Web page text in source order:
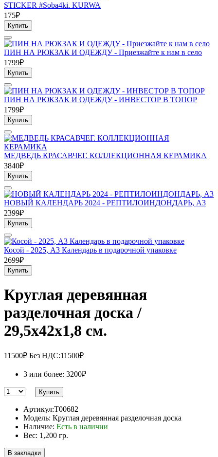
STICKER #Soba4ki. KURWA
175₽
Купить
ПИН НА РЮКЗАК И ОДЕЖДУ - Приезжайте к нам в село
1799₽
Купить
ПИН НА РЮКЗАК И ОДЕЖДУ - ИНВЕСТОР В ТОПОР
1799₽
Купить
МЕДВЕДЬ КРАСАВЧЕГ. КОЛЛЕКЦИОННАЯ КЕРАМИКА
3840₽
Купить
НОВЫЙ КАЛЕНДАРЬ 2024 - РЕПТИЛОИНДОНДАРЬ, А3
2399₽
Купить
Косой - 2025, А3 Календарь в подарочной упаковке
2699₽
Купить
Круглая деревянная
разделочная доска /
29,5х42х1,8 см.
11500₽ Без НДС:11500₽
3 или более: 3200₽
Купить
Артикул:T00682
Модель: Круглая деревянная разделочная доска
Наличие: Есть в наличии
Вес: 1,200 гр.
В закладки